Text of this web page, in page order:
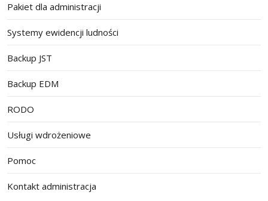
Pakiet dla administracji
Systemy ewidencji ludności
Backup JST
Backup EDM
RODO
Usługi wdrożeniowe
Pomoc
Kontakt administracja